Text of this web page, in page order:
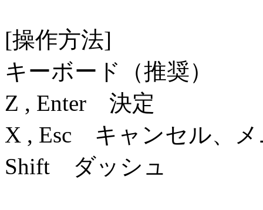
[操作方法]
キーボード（推奨）
Z , Enter 決定
X , Esc キャンセル、メ
Shift ダッシュ